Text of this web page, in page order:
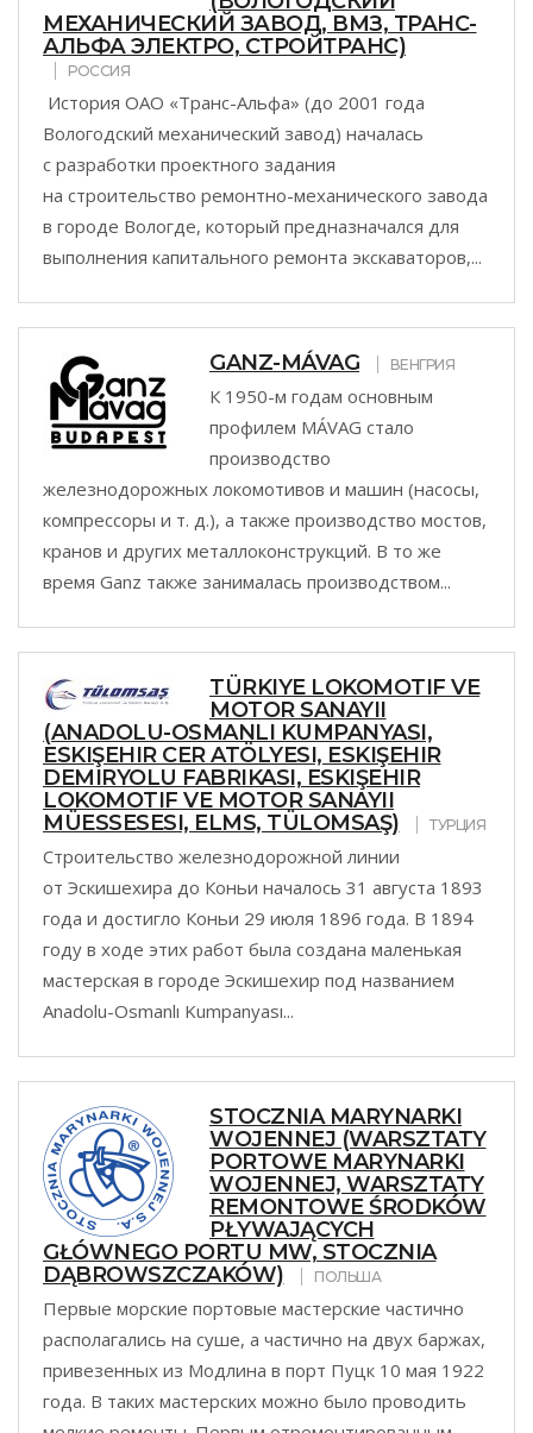
МЕХАНИЧЕСКИЙ ЗАВОД, ВМЗ, ТРАНС-
АЛЬФА ЭЛЕКТРО, СТРОЙТРАНС)
РОССИЯ
История ОАО «Транс-Альфа» (до 2001 года
Вологодский механический завод) началась
с разработки проектного задания
на строительство ремонтно-механического завода
в городе Вологде, который предназначался для
выполнения капитального ремонта экскаваторов,...
GANZ-MÁVAG ВЕНГРИЯ
К 1950-м годам основным
профилем MÁVAG стало
производство
железнодорожных локомотивов и машин (насосы,
компрессоры и т. д.), а также производство мостов,
кранов и других металлоконструкций. В то же
время Ganz также занималась производством...
TÜRKIYE LOKOMOTIF VE
MOTOR SANAYII
(ANADOLU-OSMANLI KUMPANYASI,
ESKIŞEHIR CER ATÖLYESI, ESKIŞEHIR
DEMIRYOLU FABRIKASI, ESKIŞEHIR
LOKOMOTIF VE MOTOR SANAYII
MÜESSESESI, ELMS, TÜLOMSAŞ)
ТУРЦИЯ
Строительство железнодорожной линии
от Эскишехира до Коньи началось 31 августа 1893
года и достигло Коньи 29 июля 1896 года. В 1894
году в ходе этих работ была создана маленькая
мастерская в городе Эскишехир под названием
Anadolu-Osmanlı Kumpanyası...
STOCZNIA MARYNARKI
WOJENNEJ (WARSZTATY
PORTOWE MARYNARKI
WOJENNEJ, WARSZTATY
REMONTOWE ŚRODKÓW
PŁYWAJĄCYCH
GŁÓWNEGO PORTU MW, STOCZNIA
DĄBROWSZCZAKÓW)
ПОЛЬША
Первые морские портовые мастерские частично
располагались на суше, а частично на двух баржах,
привезенных из Модлина в порт Пуцк 10 мая 1922
года. В таких мастерских можно было проводить